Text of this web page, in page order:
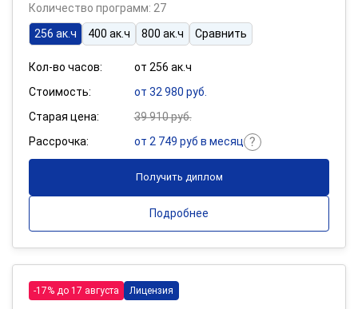
Количество программ: 27
256 ак.ч
400 ак.ч 800 ак.ч Сравнить
Кол-во часов:
от 256 ак.ч
Стоимость:
от 32 980 руб.
Старая цена:
39 910 руб.
Рассрочка:
от 2 749 руб в месяц
Получить диплом
Подробнее
-17% до 17 августа Лицензия